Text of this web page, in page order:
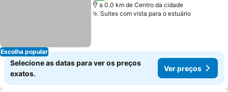
Escolha popular
a 0.0 km de Centro da cidade
Suítes com vista para o estuário
Selecione as datas para ver os preços
exatos.
Ver preços